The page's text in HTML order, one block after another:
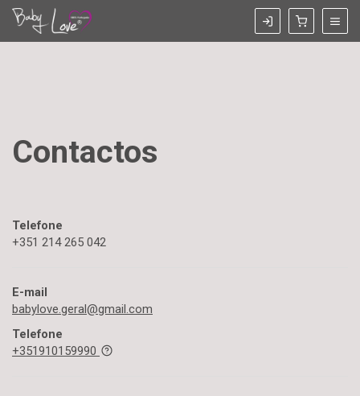
Contactos
Telefone
+351 214 265 042
E-mail
babylove.geral@gmail.com
Telefone
+351910159990